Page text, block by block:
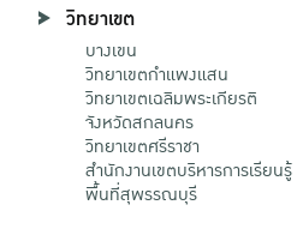
วิทยาเขต
บางเขน
วิทยาเขตกําแพงแสน
วิทยาเขตเฉลิมพระเกียรติ
จังหวัดสกลนคร
วิทยาเขตศรีราชา
สำนักงานเขตบริหารการเรียนรู้
พื้นที่สุพรรณบุรี